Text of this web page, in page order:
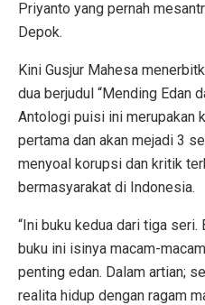
Priyanto yang pernah
Depok.
Kini Gusjur Mahesa
dua berjudul “Mending Edan
Antologi puisi ini merupakan
pertama dan akan mejadi 3
menyoal korupsi dan kritik
bermasyarakat di Indonesia.
“Ini buku kedua dari tiga seri.
buku ini isinya macam-
penting edan. Dalam artian;
realita hidup dengan ragam